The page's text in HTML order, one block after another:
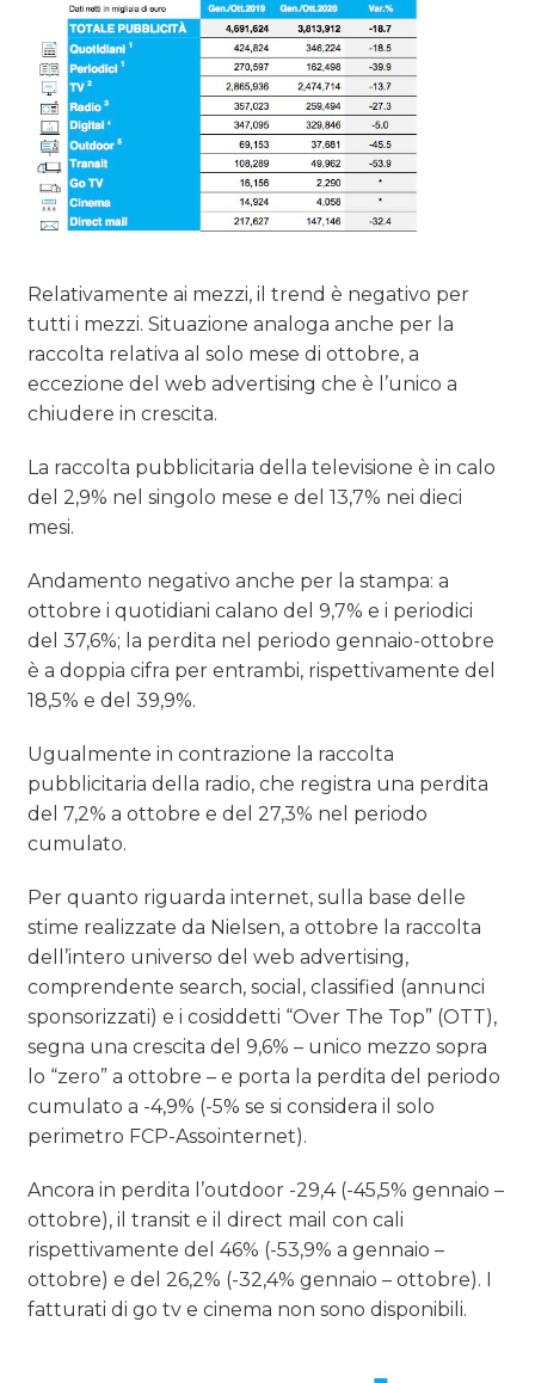
Relativamente ai mezzi, il trend è negativo per
tutti i mezzi. Situazione analoga anche per la
raccolta relativa al solo mese di ottobre, a
eccezione del web advertising che è l’unico a
chiudere in crescita.
La raccolta pubblicitaria della televisione è in calo
del 2,9% nel singolo mese e del 13,7% nei dieci
mesi.
Andamento negativo anche per la stampa: a
ottobre i quotidiani calano del 9,7% e i periodici
del 37,6%; la perdita nel periodo gennaio-ottobre
è a doppia cifra per entrambi, rispettivamente del
18,5% e del 39,9%.
Ugualmente in contrazione la raccolta
pubblicitaria della radio, che registra una perdita
del 7,2% a ottobre e del 27,3% nel periodo
cumulato.
Per quanto riguarda internet, sulla base delle
stime realizzate da Nielsen, a ottobre la raccolta
dell’intero universo del web advertising,
comprendente search, social, classified (annunci
sponsorizzati) e i cosiddetti “Over The Top” (OTT),
segna una crescita del 9,6% – unico mezzo sopra
lo “zero” a ottobre – e porta la perdita del periodo
cumulato a -4,9% (-5% se si considera il solo
perimetro FCP-Assointernet).
Ancora in perdita l’outdoor -29,4 (-45,5% gennaio –
ottobre), il transit e il direct mail con cali
rispettivamente del 46% (-53,9% a gennaio –
ottobre) e del 26,2% (-32,4% gennaio – ottobre). I
fatturati di go tv e cinema non sono disponibili.